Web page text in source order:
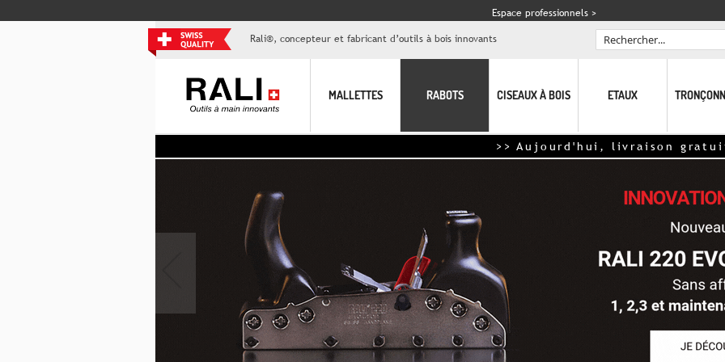
Espace professionnels >
Rali®, concepteur et fabricant d’outils à bois innovants
MALLETTES RABOTS CISEAUX À BOIS ETAUX
>> Aujourd'hui, livraison gratuite sur les sets